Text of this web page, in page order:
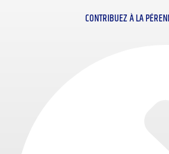
CONTRIBUEZ À LA